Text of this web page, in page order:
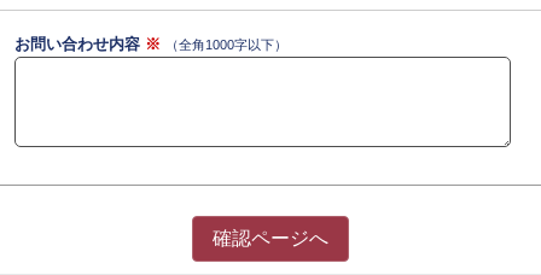
お問い合わせ内容 ※ （全角1000字以下）